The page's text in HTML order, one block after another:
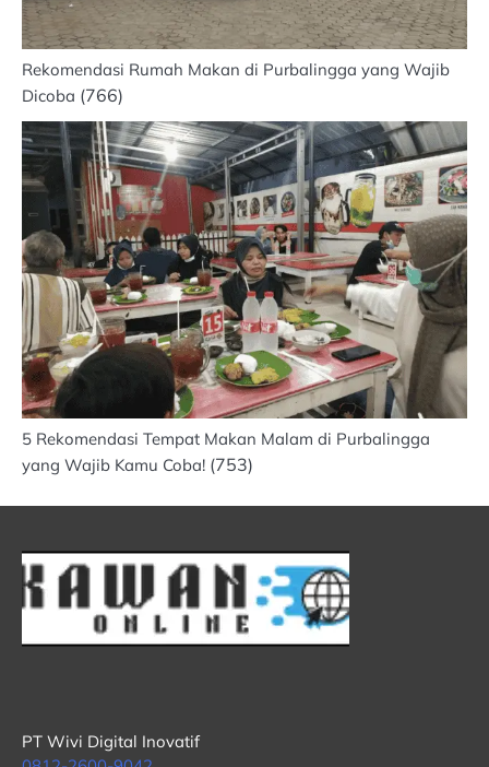
Rekomendasi Rumah Makan di Purbalingga yang Wajib
Dicoba (766)
5 Rekomendasi Tempat Makan Malam di Purbalingga
yang Wajib Kamu Coba! (753)
PT Wivi Digital Inovatif